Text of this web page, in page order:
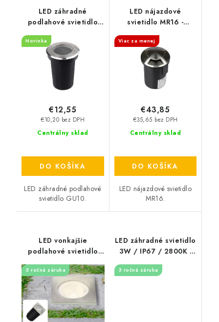
LED záhradné
podlahové svietidlo
Novinka
Centrálny sklad
€10,20 bez DPH
€12,55
DO KOŠÍKA
LED záhradné podlahové
svietidlo GU10.
LED nájazdové
svietidlo MR16 -
Viac za menej
Centrálny sklad
€35,65 bez DPH
€43,85
DO KOŠÍKA
LED nájazdové svietidlo
MR16.
LED vonkajšie
podlahové svietidlo
4W / IP67 GL511 /
2800K - LGL514S
3 ročná záruka
LED záhradné svietidlo
3W / IP67 / 2800K -
LGL411
3 ročná záruka